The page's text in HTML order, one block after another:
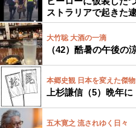
ストラリアで起きた
大竹聡 大酒の一滴
（42）酷暑の午後の
本郷史観 日本を変えた傑
上杉謙信（5）晩年
五木寛之 流されゆく日々